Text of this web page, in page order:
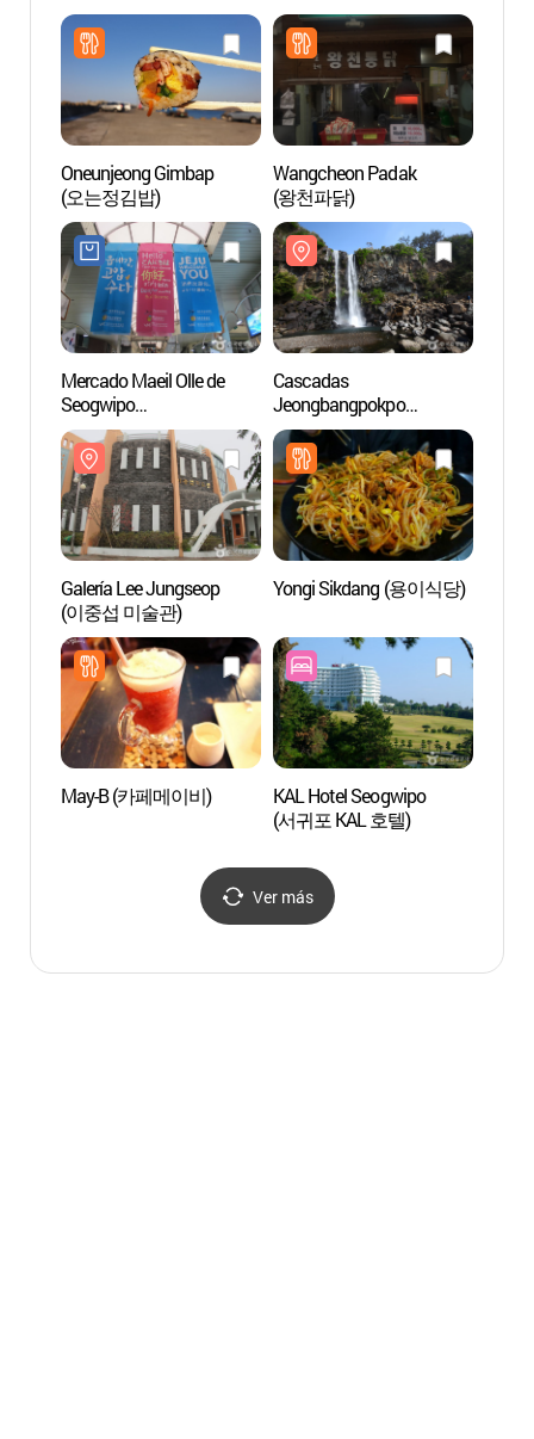
Oneunjeong Gimbap
(오는정김밥)
Wangcheon Padak
(왕천파닭)
Mercado Maeil Olle de
Seogwipo
(서귀포매일올레시장)
Cascadas
Jeongbangpokpo
(정방폭포)
Galería Lee Jungseop
(이중섭 미술관)
Yongi Sikdang (용이식당)
May-B (카페메이비)
KAL Hotel Seogwipo
(서귀포 KAL 호텔)
Ver más